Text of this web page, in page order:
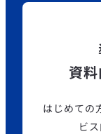
資
はじめての
ビ